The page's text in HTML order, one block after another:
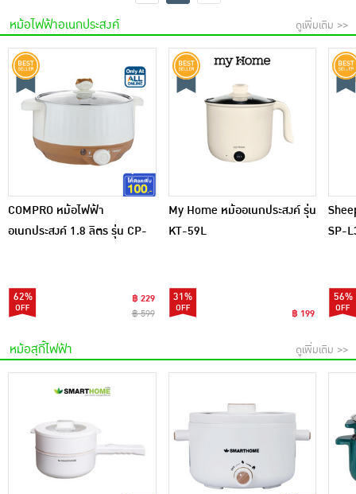
หม้อไฟฟ้าอเนกประสงค์ ดูเพิ่มเติม >>
COMPRO หม้อไฟฟ้า
อเนกประสงค์ 1.8 ลิตร รุ่น CP-
62%
฿ 229
฿ 599
My Home หม้ออเนกประสงค์ รุ่น
KT-59L
31%
฿ 199
SP-
56%
หม้อสุกี้ไฟฟ้า ดูเพิ่มเติม >>